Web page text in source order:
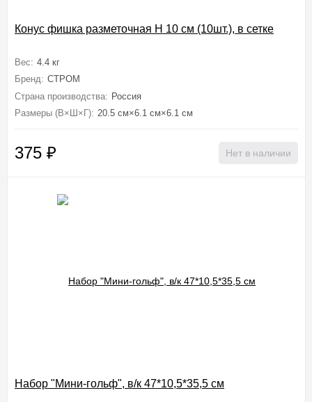
Конус фишка разметочная H 10 см (10шт.), в сетке
Вес: 4.4 кг
Бренд: СТРОМ
Страна производства: Россия
Размеры (В×Ш×Г): 20.5 см×6.1 см×6.1 см
375 ₽ Нет в наличии
Набор "Мини-гольф", в/к 47*10,5*35,5 см